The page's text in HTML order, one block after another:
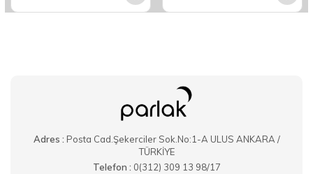
Adres : Posta Cad.Şekerciler Sok.No:1-A ULUS ANKARA /
TÜRKİYE
Telefon : 0(312) 309 13 98/17